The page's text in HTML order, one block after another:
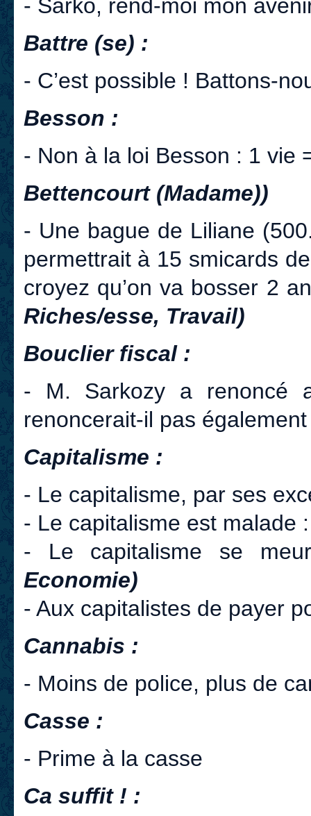
- Sarko, rend-moi mon
Battre (se) :
- C’est possible ! Battons-
Besson :
- Non à la loi Besson : 1 vie
Bettencourt (Madame))
- Une bague de Liliane
permettrait à 15 smicards
croyez qu’on va bosser 2
Riches/esse, Travail)
Bouclier fiscal :
- M. Sarkozy a renoncé
renoncerait-il pas
Capitalisme :
- Le capitalisme, par ses
- Le capitalisme est malade
- Le capitalisme se
Economie)
- Aux capitalistes de payer
Cannabis :
- Moins de police, plus de
Casse :
- Prime à la casse
Ca suffit ! :